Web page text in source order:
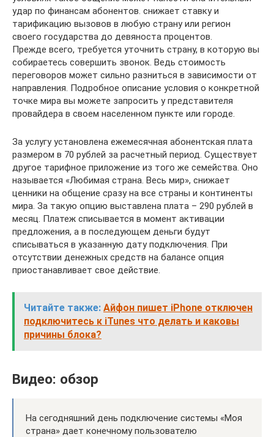
удар по финансам абонентов. снижает ставку и
тарификацию вызовов в любую страну или регион
своего государства до девяноста процентов.
Прежде всего, требуется уточнить страну, в которую вы
собираетесь совершить звонок. Ведь стоимость
переговоров может сильно разниться в зависимости от
направления. Подробное описание условия о конкретной
точке мира вы можете запросить у представителя
провайдера в своем населенном пункте или городе.
За услугу установлена ежемесячная абонентская плата
размером в 70 рублей за расчетный период. Существует
другое тарифное приложение из того же семейства. Оно
называется «Любимая страна. Весь мир», снижает
ценники на общение сразу на все страны и континенты
мира. За такую опцию выставлена плата – 290 рублей в
месяц. Платеж списывается в момент активации
предложения, а в последующем деньги будут
списываться в указанную дату подключения. При
отсутствии денежных средств на балансе опция
приостанавливает свое действие.
Читайте также: Айфон пишет iPhone отключен
подключитесь к iTunes что делать и каковы
причины блока?
Видео: обзор
На сегодняшний день подключение системы «Моя
страна» дает конечному пользователю